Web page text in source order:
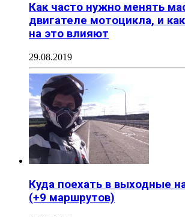
Как часто нужно менять
двигателе мотоцикла, и
на это влияют
29.08.2019
Куда поехать в выходные
(+9 маршрутов)